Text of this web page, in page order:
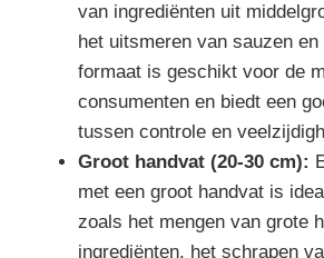
van ingrediënten uit
het uitsmeren van sauzen
formaat is geschikt voor de
consumenten en biedt een
tussen controle en
Groot handvat (20-30 cm):
met een groot handvat is
zoals het mengen van grote
ingrediënten, het schrapen